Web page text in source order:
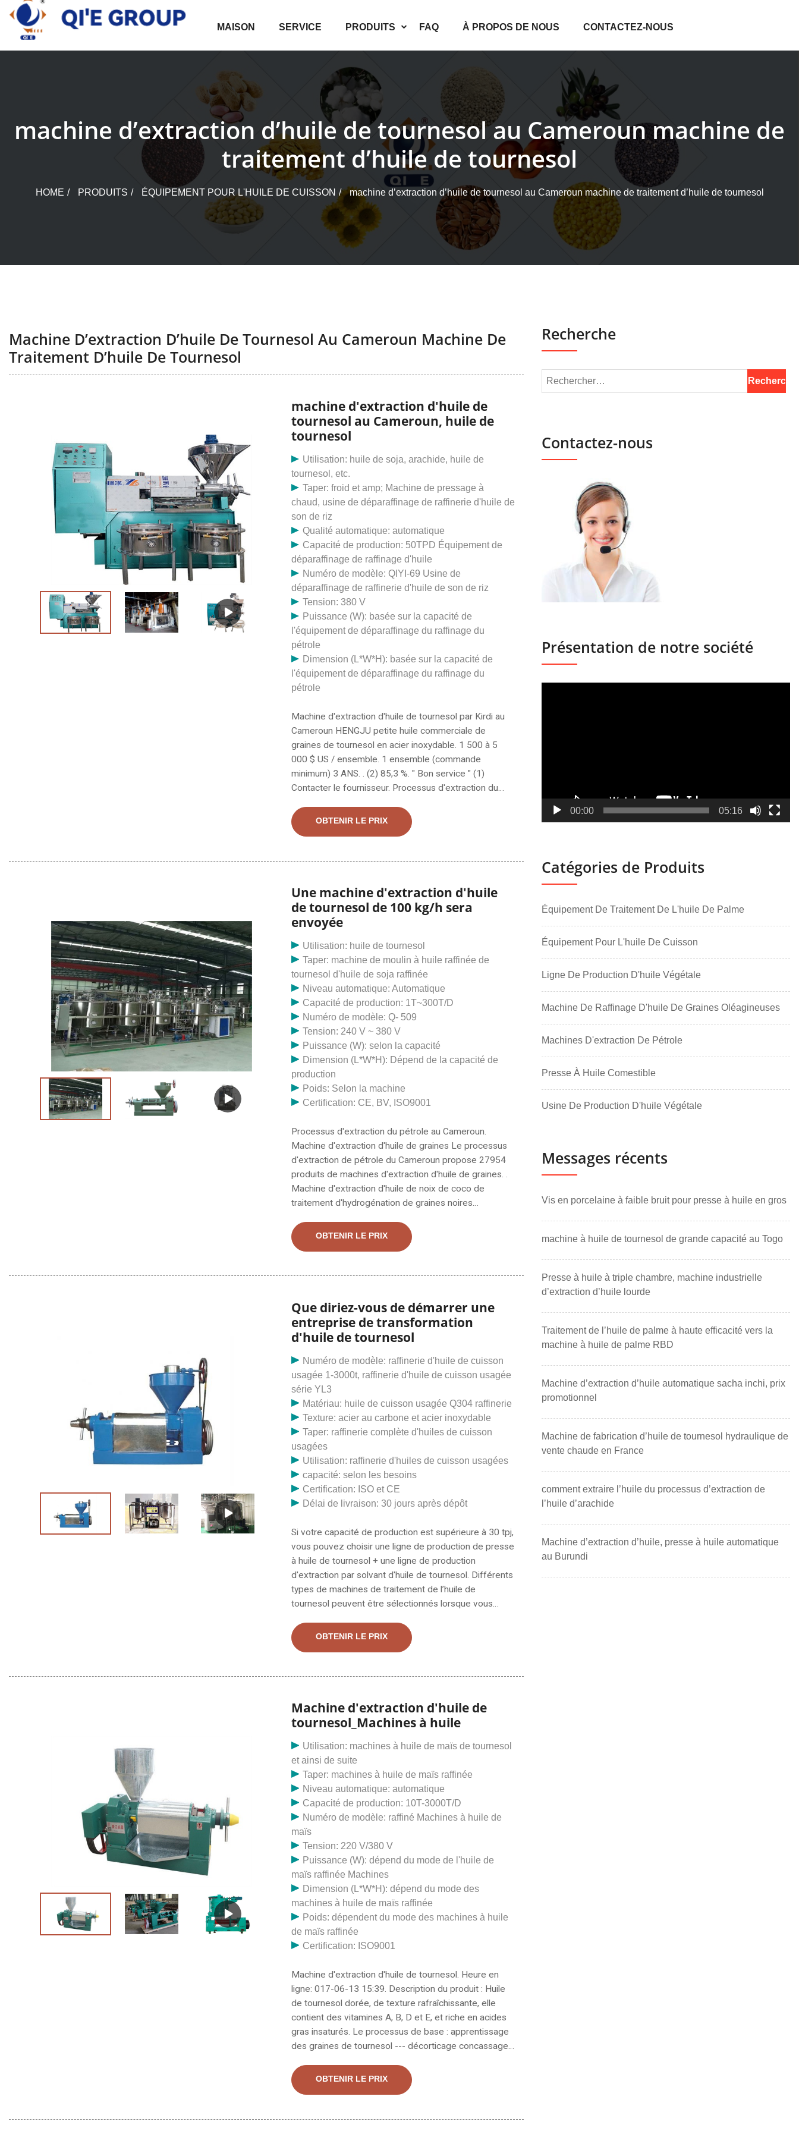
Skip
content
MAISON SERVICE PRODUITS FAQ À PROPOS DE NOUS CONTACTEZ-NOUS
machine d’extraction d’huile de tournesol au Cameroun machine de
traitement d’huile de tournesol
HOME PRODUITS ÉQUIPEMENT POUR L'HUILE DE CUISSON machine d’extraction d’huile de tournesol au Cameroun machine de traitement d’huile de tournesol
Machine D’extraction D’huile De Tournesol Au Cameroun Machine De
Traitement D’huile De Tournesol
machine d'extraction d'huile de
tournesol au Cameroun, huile de
tournesol
Utilisation: huile de soja, arachide, huile de
tournesol, etc.
Taper: froid et amp; Machine de pressage à
chaud, usine de déparaffinage de raffinerie d'huile de
son de riz
Qualité automatique: automatique
Capacité de production: 50TPD Équipement de
déparaffinage de raffinage d'huile
Numéro de modèle: QIYI-69 Usine de
déparaffinage de raffinerie d'huile de son de riz
Tension: 380 V
Puissance (W): basée sur la capacité de
l'équipement de déparaffinage du raffinage du
pétrole
Dimension (L*W*H): basée sur la capacité de
l'équipement de déparaffinage du raffinage du
pétrole
Machine d'extraction d'huile de tournesol par Kirdi au
Cameroun HENGJU petite huile commerciale de
graines de tournesol en acier inoxydable. 1 500 à 5
000 $ US / ensemble. 1 ensemble (commande
minimum) 3 ANS. . (2) 85,3 %. " Bon service " (1)
Contacter le fournisseur. Processus d'extraction du
graines Le processus d'extraction de pétrole du
Cameroun propose 27954 produits de machines
d'huile de noix de coco de traitement d'hydrogénation
Machine d'extraction d'huile de graines de tournesol
6YL-68 par Kirdi au Cameroun. Obtenir le prix
OBTENIR LE PRIX
Une machine d'extraction d'huile
de tournesol de 100 kg/h sera
envoyée
Utilisation: huile de tournesol
Taper: machine de moulin à huile raffinée de
tournesol d'huile de soja raffinée
Niveau automatique: Automatique
Capacité de production: 1T~300T/D
Numéro de modèle: Q- 509
Tension: 240 V ~ 380 V
Puissance (W): selon la capacité
Dimension (L*W*H): Dépend de la capacité de
production
Poids: Selon la machine
Certification: CE, BV, ISO9001
Processus d'extraction du pétrole au Cameroun.
Machine d'extraction d'huile de graines Le processus
d'extraction de pétrole du Cameroun propose 27954
produits de machines d'extraction d'huile de graines. .
Machine d'extraction d'huile de noix de coco de
traitement d'hydrogénation de graines noires
d'huile de graines de tournesol 6YL-68 par Kirdi au
Cameroun. Obtenez le prix. Le coût de la machine à
production est de 10 à 20 tpj, vous pouvez choisir une
petite échelle ; Si votre capacité de production est
supérieure à 30 tpj, vous pouvez choisir une ligne de
production de presse à huile de tournesol + une ligne
de production d'extraction par solvant d'huile de
tournesol. Différents types de transformation de l'huile
de tournesol
OBTENIR LE PRIX
Que diriez-vous de démarrer une
entreprise de transformation
d'huile de tournesol
Numéro de modèle: raffinerie d'huile de cuisson
usagée 1-3000t, raffinerie d'huile de cuisson usagée
série YL3
Matériau: huile de cuisson usagée Q304 raffinerie
Texture: acier au carbone et acier inoxydable
Taper: raffinerie complète d'huiles de cuisson
usagées
Utilisation: raffinerie d'huiles de cuisson usagées
capacité: selon les besoins
Certification: ISO et CE
Délai de livraison: 30 jours après dépôt
Si votre capacité de production est supérieure à 30 tpj,
vous pouvez choisir une ligne de production de presse
à huile de tournesol + une ligne de production
d'extraction par solvant d'huile de tournesol. Différents
types de machines de traitement de l’huile de
tournesol peuvent être sélectionnés lorsque vous
de tournesol au Cameroun. L’activité de transformation
de l’huile de tournesol au Cameroun est florissante. Si
tournesol à petite échelle avec une capacité d'entrée
de machines de traitement de l'huile de tournesol
comprend deux ateliers : un pressoir à huile de
tournesol et un raffinage de l'huile de tournesol.
OBTENIR LE PRIX
Machine d'extraction d'huile de
tournesol_Machines à huile
Utilisation: machines à huile de maïs de tournesol
et ainsi de suite
Taper: machines à huile de maïs raffinée
Niveau automatique: automatique
Capacité de production: 10T-3000T/D
Numéro de modèle: raffiné Machines à huile de
maïs
Tension: 220 V/380 V
Puissance (W): dépend du mode de l'huile de
maïs raffinée Machines
Dimension (L*W*H): dépend du mode des
machines à huile de maïs raffinée
Poids: dépendent du mode des machines à huile
de maïs raffinée
Certification: ISO9001
Machine d'extraction d'huile de tournesol. Heure en
ligne: 017-06-13 15:39. Description du produit : Huile
de tournesol dorée, de texture rafraîchissante, elle
contient des vitamines A, B, D et E, et riche en acides
gras insaturés. Le processus de base : apprentissage
des graines de tournesol --- décorticage concassage -
tournesol par solvant.... Trouvez ici les détails des prix
en ligne des entreprises vendant des presses à huile
fournisseurs, les fabricants, les exportateurs et les
OBTENIR LE PRIX
Recherche
Contactez-nous
Présentation de notre société
00:00 05:16
Catégories de Produits
Équipement De Traitement De L'huile De Palme
Équipement Pour L'huile De Cuisson
Ligne De Production D'huile Végétale
Machine De Raffinage D'huile De Graines Oléagineuses
Machines D'extraction De Pétrole
Presse À Huile Comestible
Usine De Production D'huile Végétale
Messages récents
Vis en porcelaine à faible bruit pour presse à huile en gros
machine à huile de tournesol de grande capacité au Togo
Presse à huile à triple chambre, machine industrielle
d’extraction d’huile lourde
Traitement de l’huile de palme à haute efficacité vers la
machine à huile de palme RBD
Machine d’extraction d’huile automatique sacha inchi, prix
promotionnel
Machine de fabrication d’huile de tournesol hydraulique de
vente chaude en France
comment extraire l’huile du processus d’extraction de
l’huile d’arachide
Machine d’extraction d’huile, presse à huile automatique
au Burundi